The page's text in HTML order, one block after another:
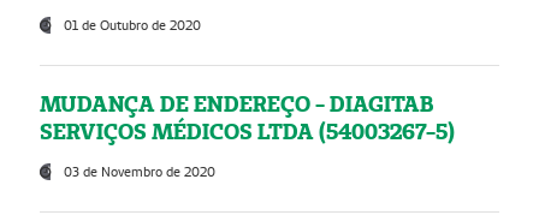
01 de Outubro de 2020
MUDANÇA DE ENDEREÇO - DIAGITAB
SERVIÇOS MÉDICOS LTDA (54003267-5)
03 de Novembro de 2020